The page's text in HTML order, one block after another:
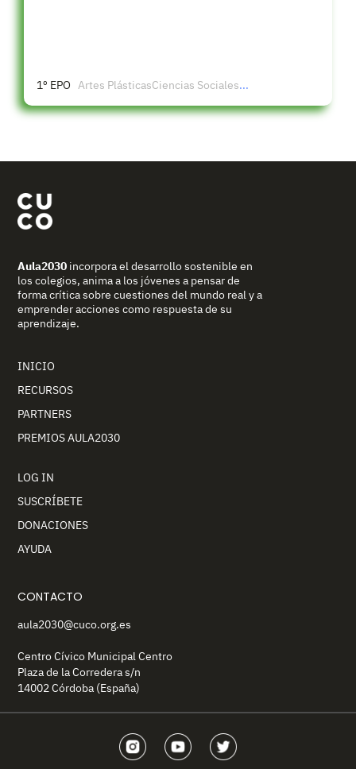
1º EPO Artes PlásticasCiencias Sociales...
Aula2030 incorpora el desarrollo sostenible en
los colegios, anima a los jóvenes a pensar de
forma crítica sobre cuestiones del mundo real y a
emprender acciones como respuesta de su
aprendizaje.
INICIO
RECURSOS
PARTNERS
PREMIOS AULA2030
LOG IN
SUSCRÍBETE
DONACIONES
AYUDA
CONTACTO
aula2030@cuco.org.es
Centro Cívico Municipal Centro
Plaza de la Corredera s/n
14002 Córdoba (España)